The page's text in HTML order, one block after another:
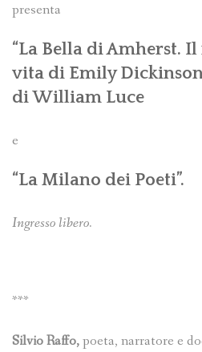
presenta
“La Bella di Amherst.
vita di Emily
di William Luce
e
“La Milano dei Poeti”.
Ingresso libero.
***
Silvio Raffo,poeta, narratore e